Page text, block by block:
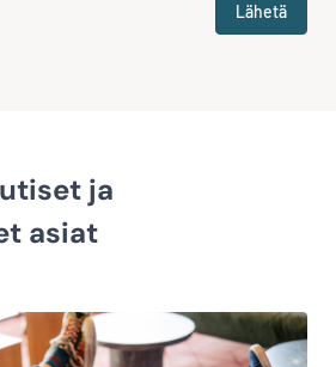
Lähetä
ja
asiat